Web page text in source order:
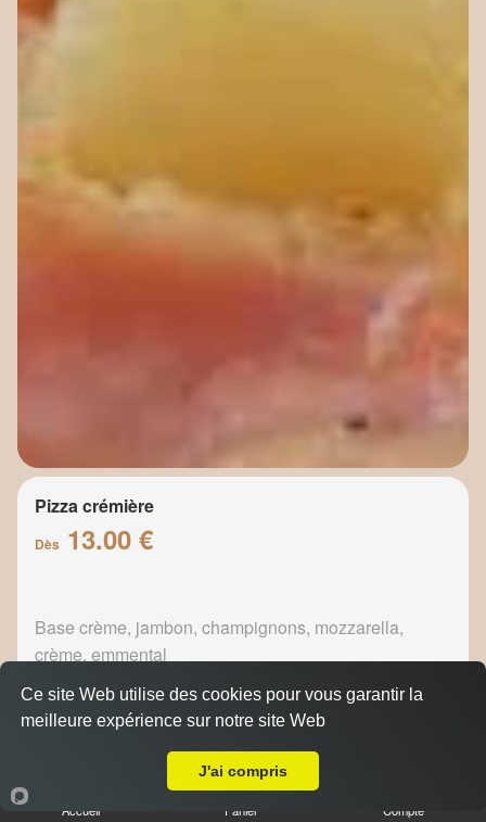
Pizza crémière
Dès 13.00 €
Base crème, jambon, champignons, mozzarella,
crème, emmental
13.50 €
Accueil Panier Compte
Ce site Web utilise des cookies pour vous garantir la
meilleure expérience sur notre site Web
J'ai compris